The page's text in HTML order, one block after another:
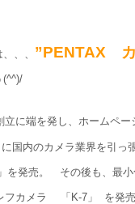
、、 ”PENTAX
(^^)/
に端を発し、ホームペー
国内のカメラ業界を引
を発売。 その後も、最
フカメラ 「K-7」 を発